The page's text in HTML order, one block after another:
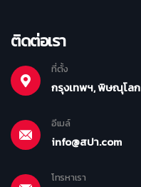
ติดต่อเรา
ที่ตั้ง
กรุงเทพฯ, พิษณุโลก
อีเมล์
info@สปา.com
โทรหาเรา